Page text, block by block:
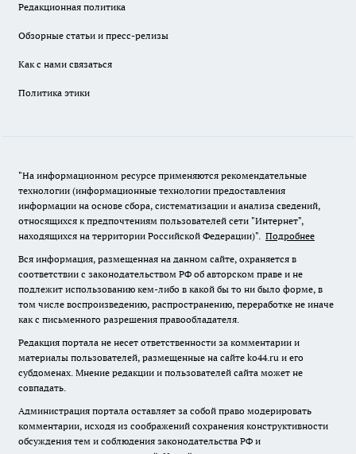
Редакционная политика
Обзорные статьи и пресс-релизы
Как с нами связаться
Политика этики
"На информационном ресурсе применяются рекомендательные
технологии (информационные технологии предоставления
информации на основе сбора, систематизации и анализа сведений,
относящихся к предпочтениям пользователей сети "Интернет",
находящихся на территории Российской Федерации)". Подробнее
Вся информация, размещенная на данном сайте, охраняется в
соответствии с законодательством РФ об авторском праве и не
подлежит использованию кем-либо в какой бы то ни было форме, в
том числе воспроизведению, распространению, переработке не иначе
как с письменного разрешения правообладателя.
Редакция портала не несет ответственности за комментарии и
материалы пользователей, размещенные на сайте ko44.ru и его
субдоменах. Мнение редакции и пользователей сайта может не
совпадать.
Администрация портала оставляет за собой право модерировать
комментарии, исходя из соображений сохранения конструктивности
обсуждения тем и соблюдения законодательства РФ и